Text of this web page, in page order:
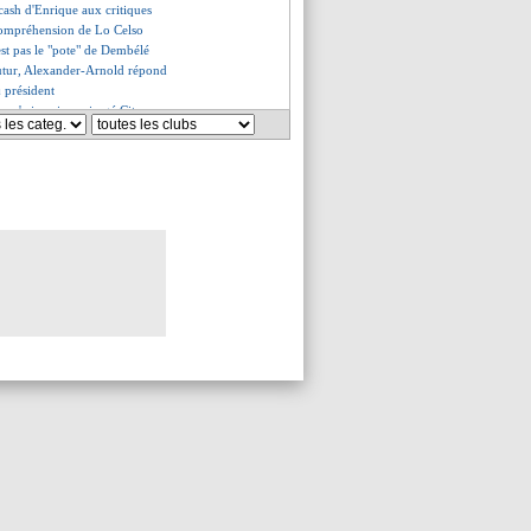
d'Enrique aux critiques
de Lo Celso
pas le "pote" de Dembélé
Alexander-Arnold répond
président
n'a jamais envisagé City
le style Enrique
du ven. 13 décembre 2024